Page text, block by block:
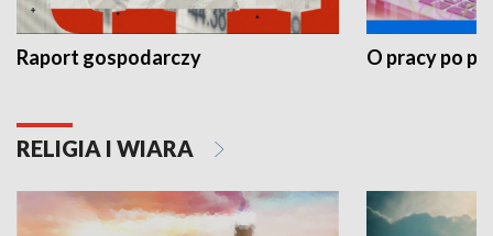
Raport gospodarczy O pracy po
RELIGIA I WIARA